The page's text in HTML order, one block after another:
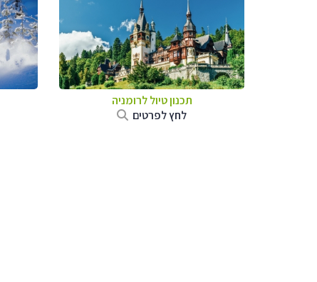
תכנון טיול לרומניה
לחץ לפרטים